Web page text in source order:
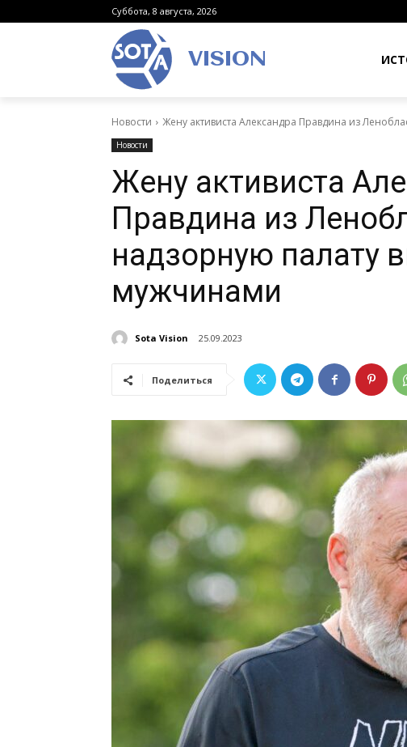
Суббота, 8 августа, 2026
VISION
Новости Жену активиста Александра Правдина из
Новости
Жену активиста
Правдина из
надзорную палату
мужчинами
Sota Vision 25.09.2023
Поделиться